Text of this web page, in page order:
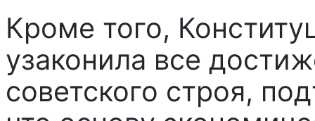
Кроме того,
узаконила все
советского строя,